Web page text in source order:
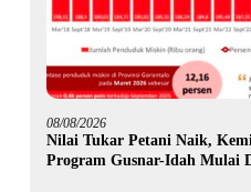
08/08/2026
Nilai Tukar Petani Naik,
Program Gusnar-Idah Mulai